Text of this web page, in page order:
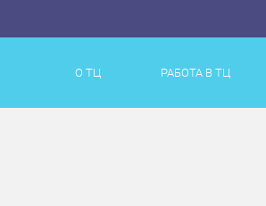
О ТЦ РАБОТА В ТЦ